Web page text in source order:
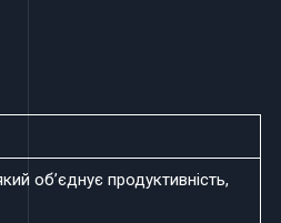
об’єднує продуктивність,